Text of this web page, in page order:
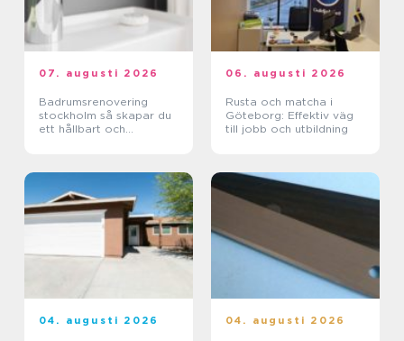
07. augusti 2026
Badrumsrenovering
stockholm så skapar du
ett hållbart och
06. augusti 2026
Rusta och matcha i
Göteborg: Effektiv väg
till jobb och utbildning
04. augusti 2026 04. augusti 2026